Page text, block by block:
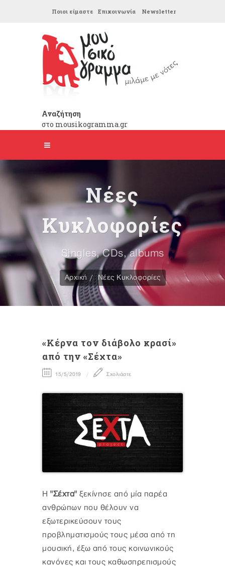
Ποιοι είμαστε Επικοινωνία Newsletter
Αναζήτηση
στο mousikogramma.gr
Νέες
Κυκλοφορίες
Singles, CDs, albums
Αρχική Νέες Κυκλοφορίες
«Κέρνα τον διάβολο κρασί»
από την «Σέχτα»
15/5/2019 Σχολιάστε
Η "Σέχτα" ξεκίνησε από μία παρέα
ανθρώπων που θέλουν να
εξωτερικεύσουν τους
προβληματισμούς τους μέσα από τη
μουσική, έξω από τους κοινωνικούς
κανόνες και τους καθωσπρεπισμούς